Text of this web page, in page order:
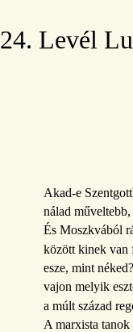
24. Levél
Akad-e
nálad
És Moszkvából
között kinek van
esze, mint
vajon melyik
a múlt század
A marxista tanok